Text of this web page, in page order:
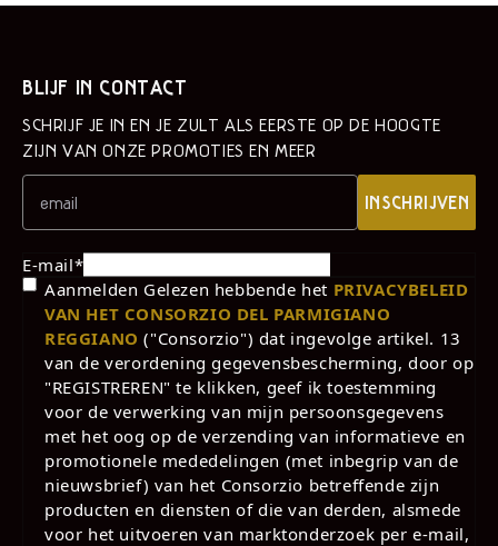
BLIJF IN CONTACT
SCHRIJF JE IN EN JE ZULT ALS EERSTE OP DE HOOGTE
ZIJN VAN ONZE PROMOTIES EN MEER
INSCHRIJVEN
E-mail*
Aanmelden Gelezen hebbende het PRIVACYBELEID
VAN HET CONSORZIO DEL PARMIGIANO
REGGIANO ("Consorzio") dat ingevolge artikel. 13
van de verordening gegevensbescherming, door op
"REGISTREREN" te klikken, geef ik toestemming
voor de verwerking van mijn persoonsgegevens
met het oog op de verzending van informatieve en
promotionele mededelingen (met inbegrip van de
nieuwsbrief) van het Consorzio betreffende zijn
producten en diensten of die van derden, alsmede
voor het uitvoeren van marktonderzoek per e-mail,